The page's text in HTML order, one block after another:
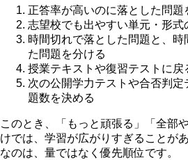
正答率が高いのに落とした問題
志望校でも出やすい単元・形式
時間切れで落とした問題と、
た問題を分ける
授業テキストや復習テストに戻
次の公開学力テストや合否判
題数を決める
このとき、「もっと頑張る」「全部
けでは、学習が広がりすぎることが
なのは、量ではなく優先順位です。